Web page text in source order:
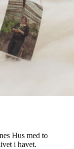
Hus med to
i havet.